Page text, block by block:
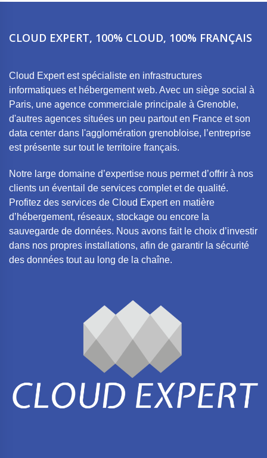
CLOUD EXPERT, 100% CLOUD, 100% FRANÇAIS
Cloud Expert est spécialiste en infrastructures
informatiques et hébergement web. Avec un siège social à
Paris, une agence commerciale principale à Grenoble,
d'autres agences situées un peu partout en France et son
data center dans l'agglomération grenobloise, l’entreprise
est présente sur tout le territoire français.
Notre large domaine d’expertise nous permet d’offrir à nos
clients un éventail de services complet et de qualité.
Profitez des services de Cloud Expert en matière
d’hébergement, réseaux, stockage ou encore la
sauvegarde de données. Nous avons fait le choix d’investir
dans nos propres installations, afin de garantir la sécurité
des données tout au long de la chaîne.